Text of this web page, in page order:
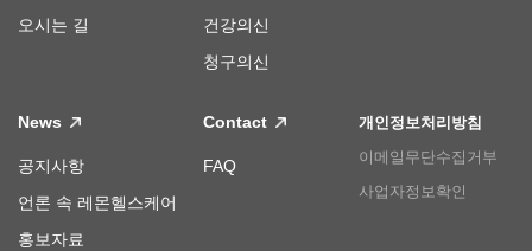
오시는 길
건강의신
청구의신
News
공지사항
언론 속 레몬헬스케어
홍보자료
Contact
FAQ
개인정보처리방침
이메일무단수집거부
사업자정보확인